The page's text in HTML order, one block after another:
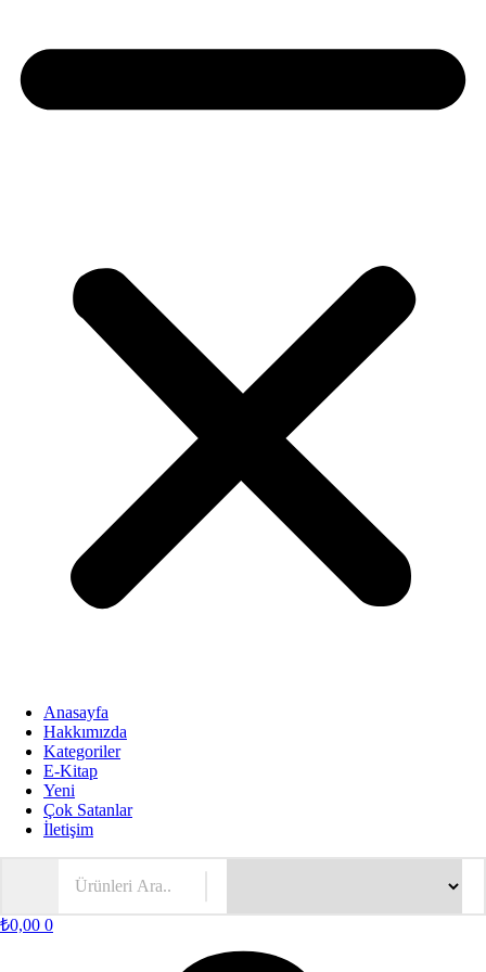
Anasayfa
Hakkımızda
Kategoriler
E-Kitap
Yeni
Çok Satanlar
İletişim
₺0,00 0